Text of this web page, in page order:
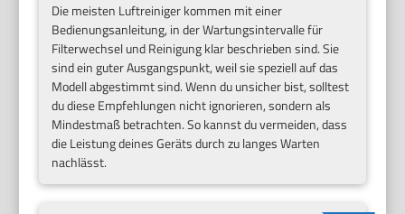
Die meisten Luftreiniger kommen mit einer
Bedienungsanleitung, in der Wartungsintervalle für
Filterwechsel und Reinigung klar beschrieben sind. Sie
sind ein guter Ausgangspunkt, weil sie speziell auf das
Modell abgestimmt sind. Wenn du unsicher bist, solltest
du diese Empfehlungen nicht ignorieren, sondern als
Mindestmaß betrachten. So kannst du vermeiden, dass
die Leistung deines Geräts durch zu langes Warten
nachlässt.